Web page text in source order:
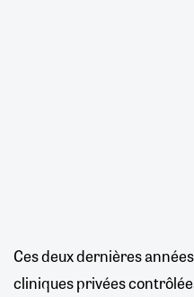
Ces deux dernières
cliniques privées